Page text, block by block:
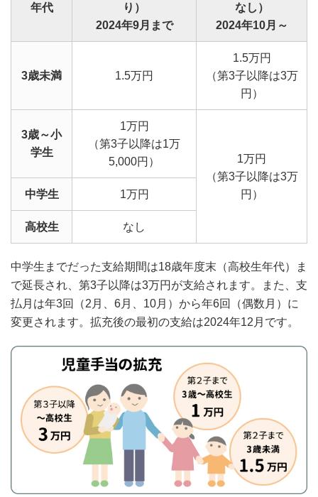
年代
り）
2024年9月まで
なし）
2024年10月～
3歳未満 1.5万円
1.5万円
（第3子以降は3万
円）
3歳～小
学生
1万円
（第3子以降は1万
5,000円）
1万円
（第3子以降は3万
円）
中学生 1万円
高校生 なし
中学生までだった支給期間は18歳年度末（高校生年代）ま
で延長され、第3子以降は3万円が支給されます。また、支
払月は年3回（2月、6月、10月）から年6回（偶数月）に
変更されます。拡充後の最初の支給は2024年12月です。